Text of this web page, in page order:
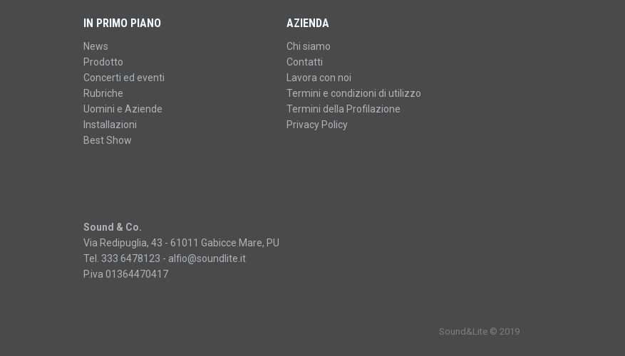
IN PRIMO PIANO
News
Prodotto
Concerti ed eventi
Rubriche
Uomini e Aziende
Installazioni
Best Show
AZIENDA
Chi siamo
Contatti
Lavora con noi
Termini e condizioni di utilizzo
Termini della Profilazione
Privacy Policy
Sound & Co.
Via Redipuglia, 43 - 61011 Gabicce Mare, PU
Tel. 333 6478123 - alfio@soundlite.it
P.iva 01364470417
Sound&Lite © 2019